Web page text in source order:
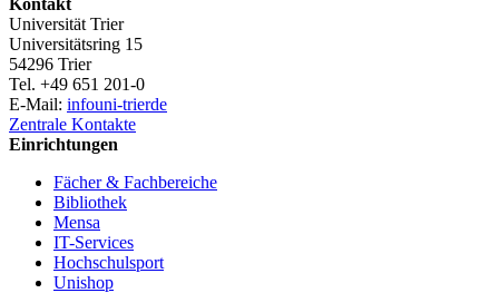
Kontakt
Universität Trier
Universitätsring 15
54296 Trier
Tel. +49 651 201-0
E-Mail: infouni-trierde
Zentrale Kontakte
Einrichtungen
Fächer & Fachbereiche
Bibliothek
Mensa
IT-Services
Hochschulsport
Unishop